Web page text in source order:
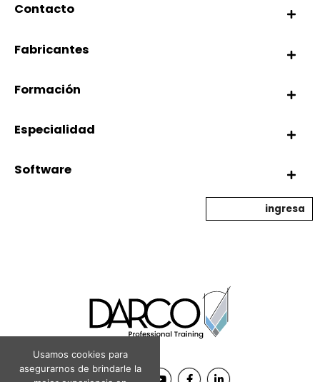
Contacto
Fabricantes
Formación
Especialidad
Software
ingresa
Usamos cookies para
asegurarnos de brindarle la